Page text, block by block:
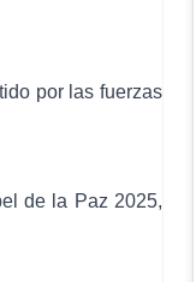
por las fuerzas
de la Paz 2025,